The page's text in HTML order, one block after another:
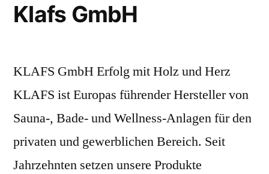
Klafs GmbH
KLAFS GmbH Erfolg mit Holz und Herz
KLAFS ist Europas führender Hersteller von
Sauna-, Bade- und Wellness-Anlagen für den
privaten und gewerblichen Bereich. Seit
Jahrzehnten setzen unsere Produkte